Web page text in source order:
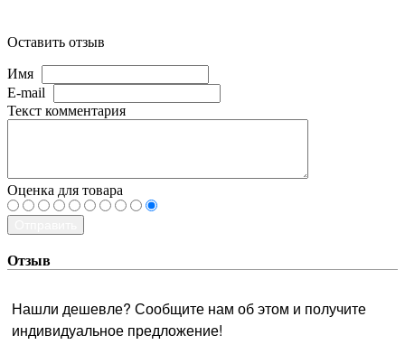
Оставить отзыв
Имя
E-mail
Текст комментария
Оценка для товара
Отзыв
Нашли дешевле? Сообщите нам об этом и получите
индивидуальное предложение!